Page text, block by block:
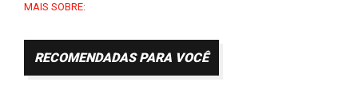
MAIS SOBRE:
RECOMENDADAS PARA VOCÊ